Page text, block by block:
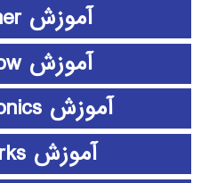
آموزش rapidminer
آموزش ShowFlow
آموزش SimElectronics
آموزش SolidWorks